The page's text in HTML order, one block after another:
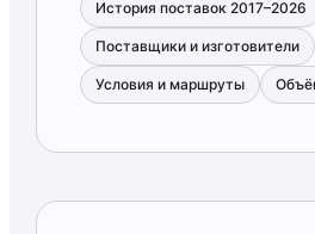
История поставок 2017–2026
Поставщики и изготовители
Условия и маршруты